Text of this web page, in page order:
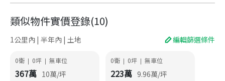
類似物件實價登錄(10)
1公里內 | 半年內 | 土地 編輯篩選條件
0衛 | 0坪 | 無車位
367萬 10萬/坪
0衛 | 0坪 | 無車位
223萬 9.96萬/坪